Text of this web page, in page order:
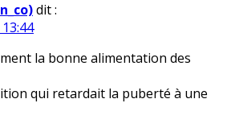
dit :
la bonne alimentation des
qui retardait la puberté à une